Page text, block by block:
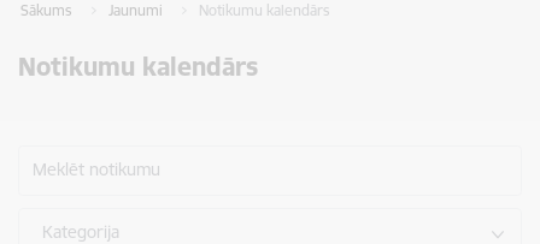
Sākums Jaunumi Notikumu kalendārs
Notikumu kalendārs
Meklēt notikumu
Kategorija